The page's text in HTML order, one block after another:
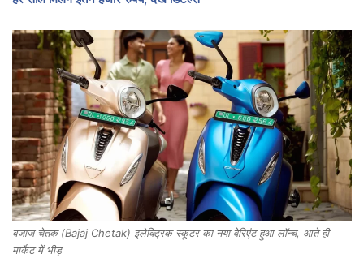
बजाज चेतक (Bajaj Chetak) इलेक्ट्रिक स्कूटर का नया वेरिएंट हुआ लॉन्च, आते ही
मार्केट में भीड़